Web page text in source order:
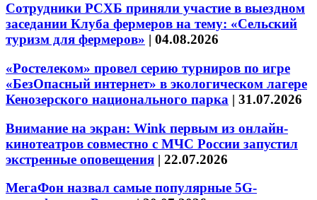
Сотрудники РСХБ приняли участие в выездном
заседании Клуба фермеров на тему: «Сельский
туризм для фермеров» | 04.08.2026
«Ростелеком» провел серию турниров по игре
«БезОпасный интернет» в экологическом лагере
Кенозерского национального парка | 31.07.2026
Внимание на экран: Wink первым из онлайн-
кинотеатров совместно с МЧС России запустил
экстренные оповещения | 22.07.2026
МегаФон назвал самые популярные 5G-